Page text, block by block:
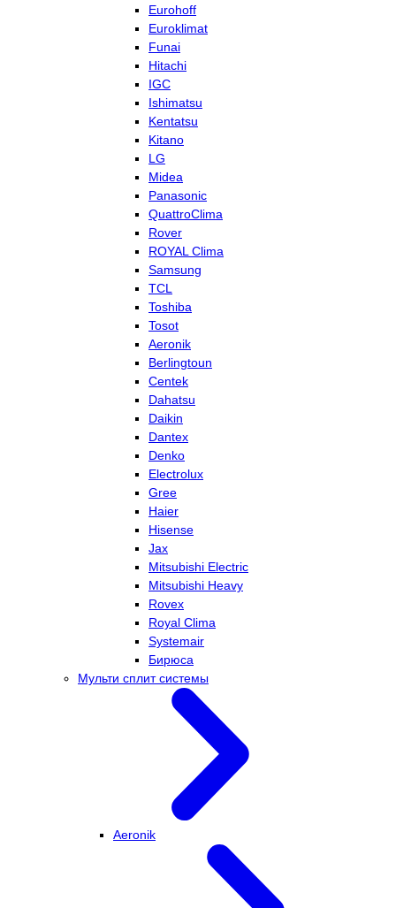
Eurohoff
Euroklimat
Funai
Hitachi
IGC
Ishimatsu
Kentatsu
Kitano
LG
Midea
Panasonic
QuattroClima
Rover
ROYAL Clima
Samsung
TCL
Toshiba
Tosot
Aeronik
Berlingtoun
Centek
Dahatsu
Daikin
Dantex
Denko
Electrolux
Gree
Haier
Hisense
Jax
Mitsubishi Electric
Mitsubishi Heavy
Rovex
Royal Clima
Systemair
Бирюса
Мульти сплит системы
Aeronik